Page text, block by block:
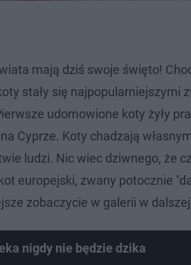
mają dziś swoje święto!
stały się najpopularniejszymi
udomowione koty żyły
Cyprze. Koty chadzają
ludzi. Nic wiec dziwnego, że
europejski, zwany potocznie
zobaczycie w galerii w
nigdy nie będzie dzika